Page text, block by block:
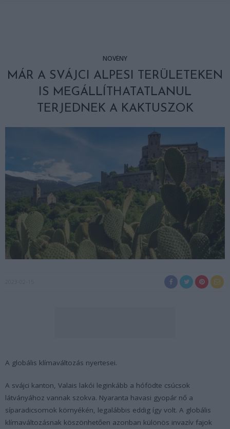
NÖVÉNY
MÁR A SVÁJCI ALPESI TERÜLETEKEN
IS MEGÁLLÍTHATATLANUL
TERJEDNEK A KAKTUSZOK
A globális klímaváltozás nyertesei.
A svájci kanton, Valais lakói leginkább a hófödte csúcsok
látványához vannak szokva. Nyaranta havasi gyopár nő a
síparadicsomok környékén, legalábbis eddig így volt. A globális
klímaváltozásnak köszönhetően azonban különös invazív fajok